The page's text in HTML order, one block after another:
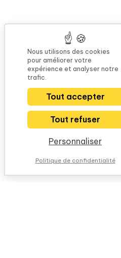
Nous utilisons des cookies
pour améliorer votre
expérience et analyser notre
trafic.
Tout accepter
Tout refuser
Personnaliser
Politique de confidentialité